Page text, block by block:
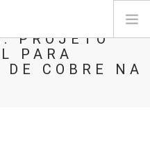
PROJETO
PARA
DE COBRE NA